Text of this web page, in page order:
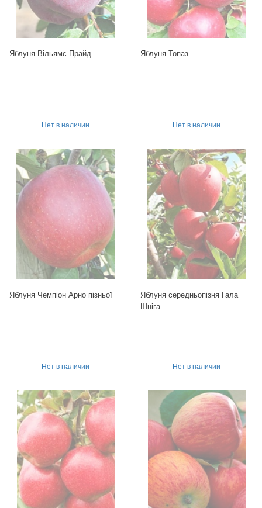
Яблуня Вільямс Прайд
Нет в наличии
Яблуня Топаз
Нет в наличии
Яблуня Чемпіон Арно пізньої
Нет в наличии
Яблуня середньопізня Гала
Шніга
Нет в наличии